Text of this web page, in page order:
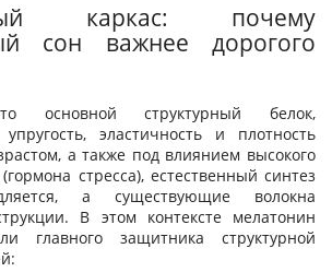
каркас: почему
сон важнее дорогого
основной структурный белок,
эластичность и плотность
а также под влиянием высокого
стресса), естественный синтез
а существующие волокна
В этом контексте мелатонин
главного защитника структурной